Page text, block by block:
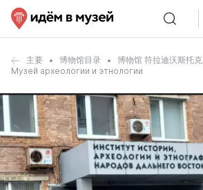
主要 博物馆目录
博物馆 符拉迪沃斯托克
Музей археологии и этнологии